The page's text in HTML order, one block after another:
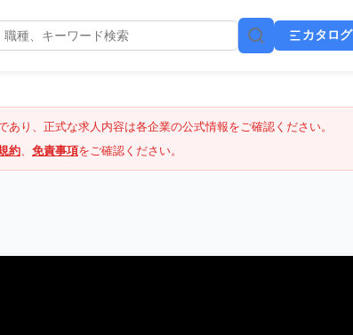
カタログ
り、正式な求人内容は各企業の公式情報をご確認ください。
約、 免責事項をご確認ください。